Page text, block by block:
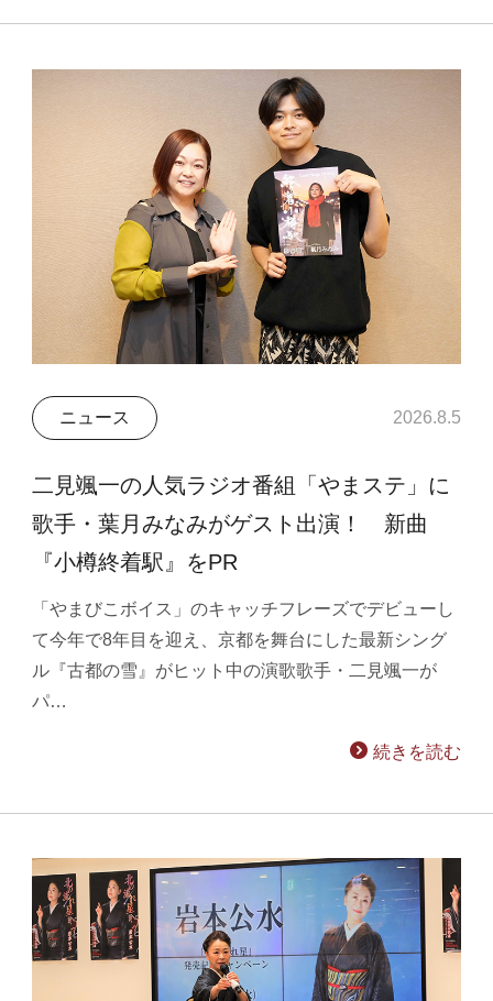
ニュース 2026.8.5
二見颯一の人気ラジオ番組「やまステ」に
歌手・葉月みなみがゲスト出演！ 新曲
『小樽終着駅』をPR
「やまびこボイス」のキャッチフレーズでデビューし
て今年で8年目を迎え、京都を舞台にした最新シング
ル『古都の雪』がヒット中の演歌歌手・二見颯一が
パ…
続きを読む